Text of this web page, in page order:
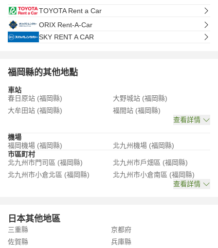
TOYOTA Rent a Car
ORIX Rent-A-Car
SKY RENT A CAR
福岡縣的其他地點
車站
春日原站 (福岡縣)
大野城站 (福岡縣)
大牟田站 (福岡縣)
福間站 (福岡縣)
查看詳情
機場
福岡機場 (福岡縣)
北九州機場 (福岡縣)
市區町村
北九州市門司區 (福岡縣)
北九州市戶畑區 (福岡縣)
北九州市小倉北區 (福岡縣)
北九州市小倉南區 (福岡縣)
查看詳情
日本其他地區
三重縣
京都府
佐賀縣
兵庫縣